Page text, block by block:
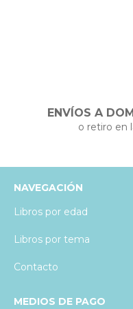
ENVÍOS A
o retiro en
NAVEGACIÓN
Libros por edad
Libros por tema
Contacto
MEDIOS DE PAGO